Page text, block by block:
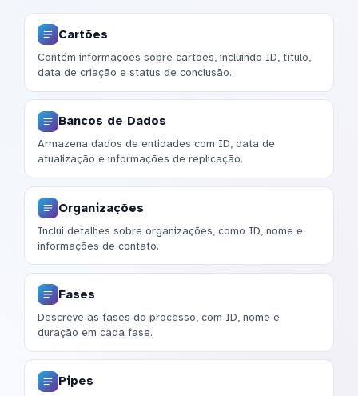
Cartões
Contém informações sobre cartões, incluindo ID, título,
data de criação e status de conclusão.
Bancos de Dados
Armazena dados de entidades com ID, data de
atualização e informações de replicação.
Organizações
Inclui detalhes sobre organizações, como ID, nome e
informações de contato.
Fases
Descreve as fases do processo, com ID, nome e
duração em cada fase.
Pipes